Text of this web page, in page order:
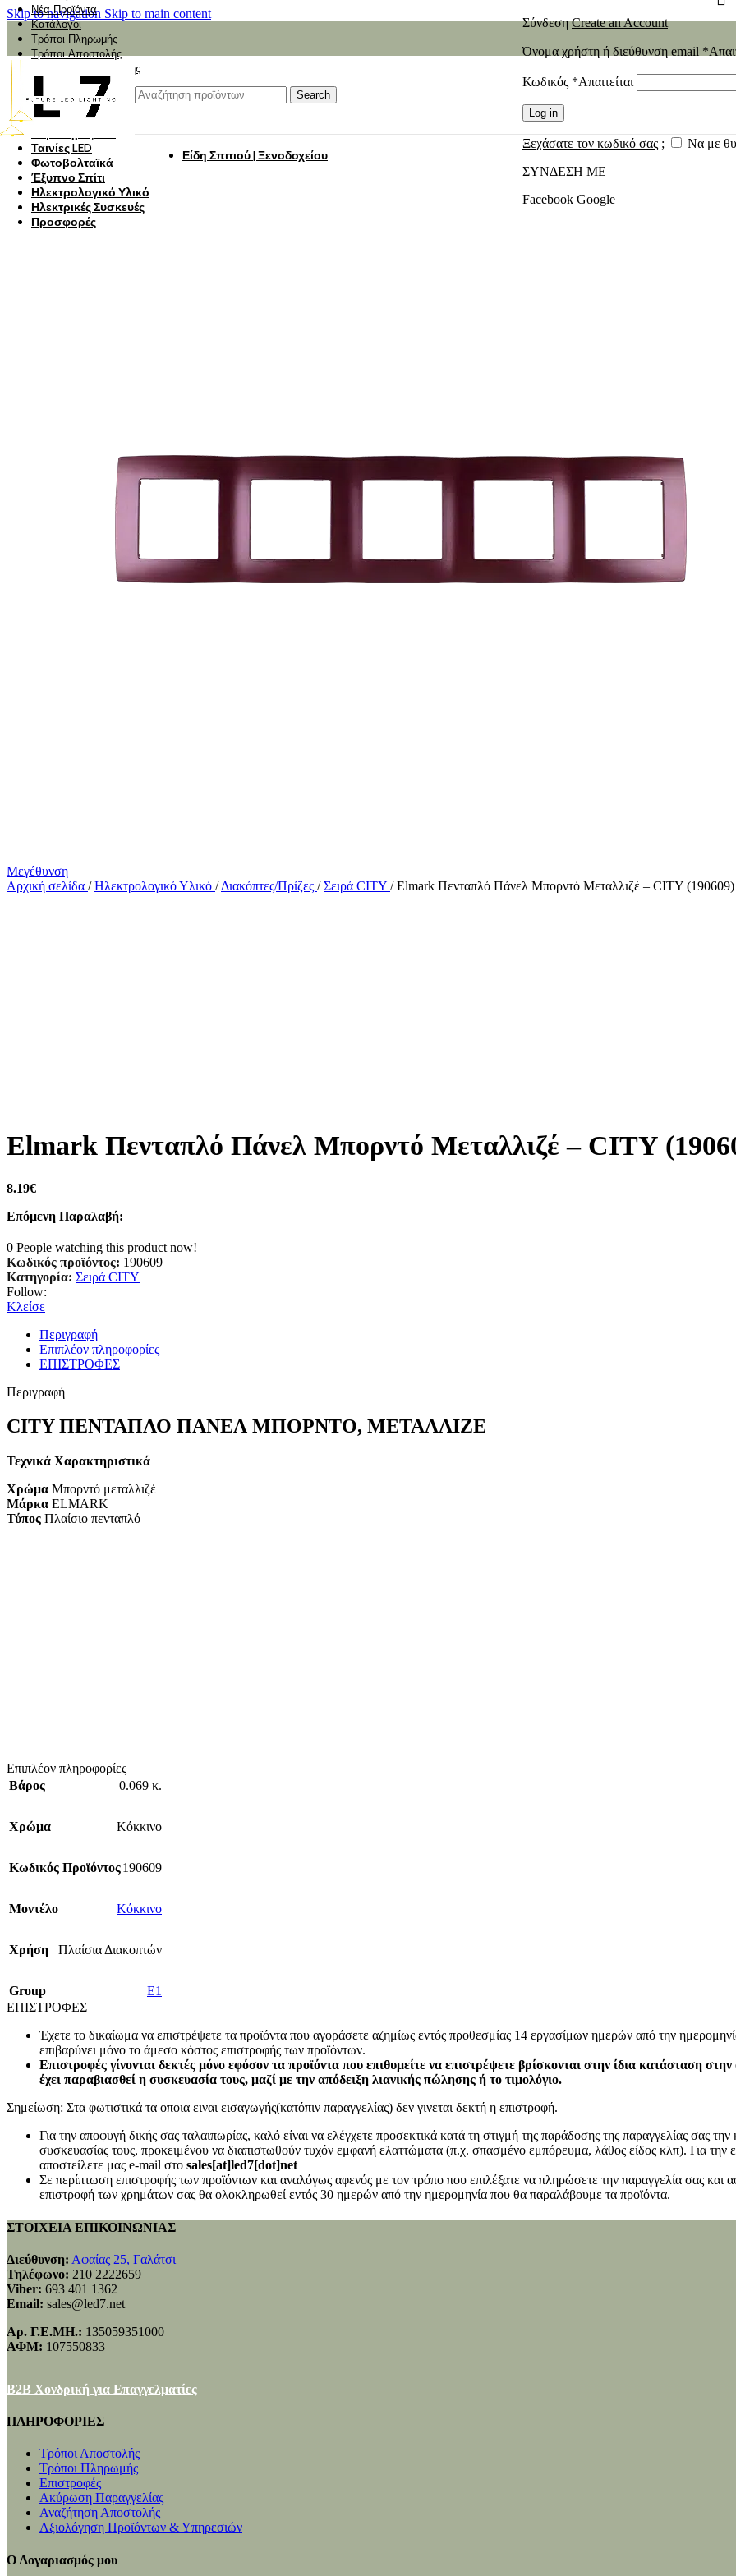
Skip to navigation Skip to main content
Νέα Προϊόντα
Κατάλογοι
Τρόποι Πληρωμής
Τρόποι Αποστολής
Αναζήτηση Αποστολής
Αξιολόγηση
Search
ΣύνδεσηCreate an Account
Όνομα χρήστη ή διεύθυνση email *
Κωδικός *Απαιτείται
Log in
Ξεχάσατε τον κωδικό σας ;
Να με
ΣΥΝΔΕΣΗ ΜΕ
Facebook Google
Φωτιστικά
Φωτιστικά Κήπου
Πάνελ Οροφής
Ταινίες LED
Φωτοβολταϊκά
Έξυπνο Σπίτι
Ηλεκτρολογικό Υλικό
Ηλεκτρικές Συσκευές
Προσφορές
Είδη Σπιτιού | Ξενοδοχείου
Μεγέθυνση
Αρχική σελίδα / Ηλεκτρολογικό Υλικό / Διακόπτες/Πρίζες / Σειρά CITY / Elmark Πενταπλό Πάνελ Μπορντό Μεταλλιζέ – CITY (190609)
Elmark Πενταπλό Πάνελ Μπορντό Μεταλλιζέ – CITY
8.19€
Επόμενη Παραλαβή:
0 People watching this product now!
Κωδικός προϊόντος: 190609
Κατηγορία: Σειρά CITY
Follow:
Κλείσε
Περιγραφή
Επιπλέον πληροφορίες
ΕΠΙΣΤΡΟΦΕΣ
Περιγραφή
CITY ΠΕΝΤΑΠΛΟ ΠΑΝΕΛ ΜΠΟΡΝΤΟ, ΜΕΤΑΛΛΙΖΕ
Τεχνικά Χαρακτηριστικά
Χρώμα Μπορντό μεταλλιζέ
Μάρκα ELMARK
Τύπος Πλαίσιο πενταπλό
Επιπλέον πληροφορίες
Βάρος
0.069 κ.
Χρώμα Κόκκινο
Κωδικός Προϊόντος190609
Mοντέλο Κόκκινο
Χρήση Πλαίσια Διακοπτών
Group
E1
ΕΠΙΣΤΡΟΦΕΣ
Έχετε το δικαίωμα να επιστρέψετε τα προϊόντα που αγοράσετε αζημίως εντός προθεσμίας 14 εργασίμων ημερών από την
επιβαρύνει μόνο το άμεσο κόστος επιστροφής των προϊόντων.
Επιστροφές γίνονται δεκτές μόνο εφόσον τα προϊόντα που επιθυμείτε να επιστρέψετε βρίσκονται στην ίδια κατάσταση
έχει παραβιασθεί η συσκευασία τους, μαζί με την απόδειξη λιανικής πώλησης ή το τιμολόγιο.
Σημείωση: Στα φωτιστικά τα οποια ειναι εισαγωγής(κατόπιν παραγγελίας) δεν γινεται δεκτή η επιστροφή.
Για την αποφυγή δικής σας ταλαιπωρίας, καλό είναι να ελέγχετε προσεκτικά κατά τη στιγμή της παράδοσης της παραγγελίας σας
συσκευασίας τους, προκειμένου να διαπιστωθούν τυχόν εμφανή ελαττώματα (π.χ. σπασμένο εμπόρευμα, λάθος είδος κλπ). Για την
αποστείλετε μας e-mail στο sales[at]led7[dot]net
Σε περίπτωση επιστροφής των προϊόντων και αναλόγως αφενός με τον τρόπο που επιλέξατε να πληρώσετε την παραγγελία σας και
επιστροφή των χρημάτων σας θα ολοκληρωθεί εντός 30 ημερών από την ημερομηνία που θα παραλάβουμε τα προϊόντα.
ΣΤΟΙΧΕΙΑ ΕΠΙΚΟΙΝΩΝΙΑΣ
Διεύθυνση: Αφαίας 25, Γαλάτσι
Τηλέφωνο: 210 2222659
Viber: 693 401 1362
Email: sales@led7.net
Αρ. Γ.Ε.ΜΗ.: 135059351000
ΑΦΜ: 107550833
B2B Χονδρική για Επαγγελματίες
ΠΛΗΡΟΦΟΡΙΕΣ
Τρόποι Αποστολής
Τρόποι Πληρωμής
Επιστροφές
Ακύρωση Παραγγελίας
Αναζήτηση Αποστολής
Αξιολόγηση Προϊόντων & Υπηρεσιών
Ο Λογαριασμός μου